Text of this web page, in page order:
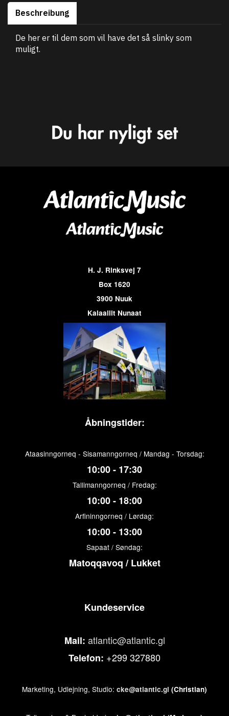
Beschreibung
De her er til dem som vil have det så slinky som
muligt.
H. J. Rinksvej 7
Box 1620
3900 Nuuk
Kalaallit Nunaat
Åbningstider:
Ataasinngorneq - Sisamanngorneq / Mandag - Torsdag:
10:00 - 17:30
Tallimanngorneq / Fredag:
10:00 - 18:00
Arfininngorneq / Lørdag:
10:00 - 13:00
Sapaat / Søndag:
Matoqqavoq / Lukket
Kundeservice
Mail: atlantic@atlantic.gl
Telefon: +299 327880
Marketing, Udlejning, Studio: cke@atlantic.gl (Christian)